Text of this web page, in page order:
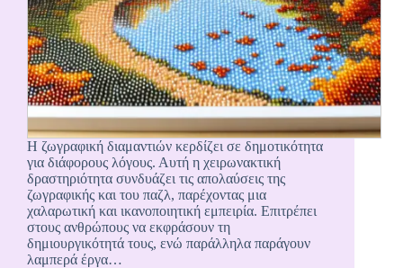
Η ζωγραφική διαμαντιών κερδίζει σε δημοτικότητα
για διάφορους λόγους. Αυτή η χειρωνακτική
δραστηριότητα συνδυάζει τις απολαύσεις της
ζωγραφικής και του παζλ, παρέχοντας μια
χαλαρωτική και ικανοποιητική εμπειρία. Επιτρέπει
στους ανθρώπους να εκφράσουν τη
δημιουργικότητά τους, ενώ παράλληλα παράγουν
λαμπερά έργα…